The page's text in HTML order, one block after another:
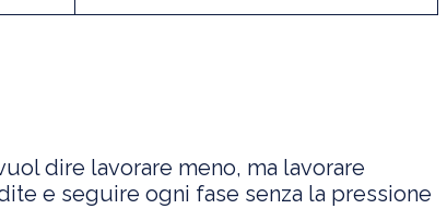
dire lavorare meno, ma lavorare
e seguire ogni fase senza la pressione